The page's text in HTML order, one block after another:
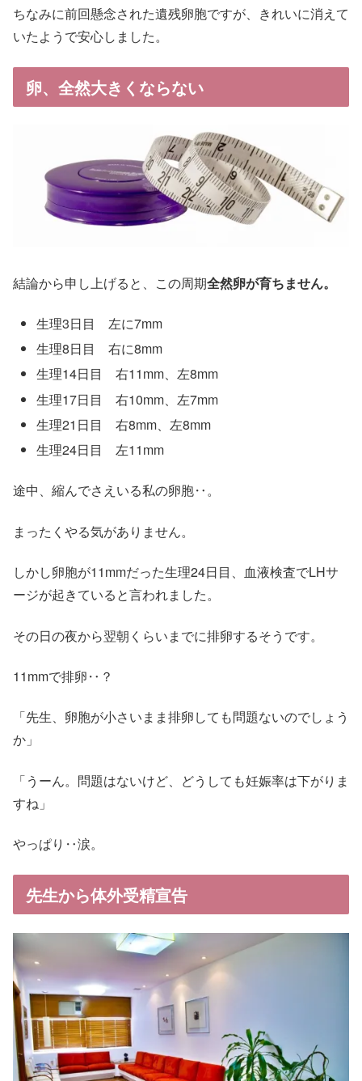
ちなみに前回懸念された遺残卵胞ですが、きれいに消えて
いたようで安心しました。
卵、全然大きくならない
結論から申し上げると、この周期全然卵が育ちません。
生理3日目 左に7mm
生理8日目 右に8mm
生理14日目 右11mm、左8mm
生理17日目 右10mm、左7mm
生理21日目 右8mm、左8mm
生理24日目 左11mm
途中、縮んでさえいる私の卵胞‥。
まったくやる気がありません。
しかし卵胞が11mmだった生理24日目、血液検査でLHサ
ージが起きていると言われました。
その日の夜から翌朝くらいまでに排卵するそうです。
11mmで排卵‥？
「先生、卵胞が小さいまま排卵しても問題ないのでしょう
か」
「うーん。問題はないけど、どうしても妊娠率は下がりま
すね」
やっぱり‥涙。
先生から体外受精宣告